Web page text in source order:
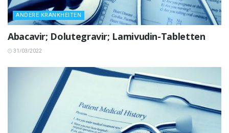
ANDERE KRANKHEITEN
Abacavir; Dolutegravir; Lamivudin-Tabletten
31/03/2022